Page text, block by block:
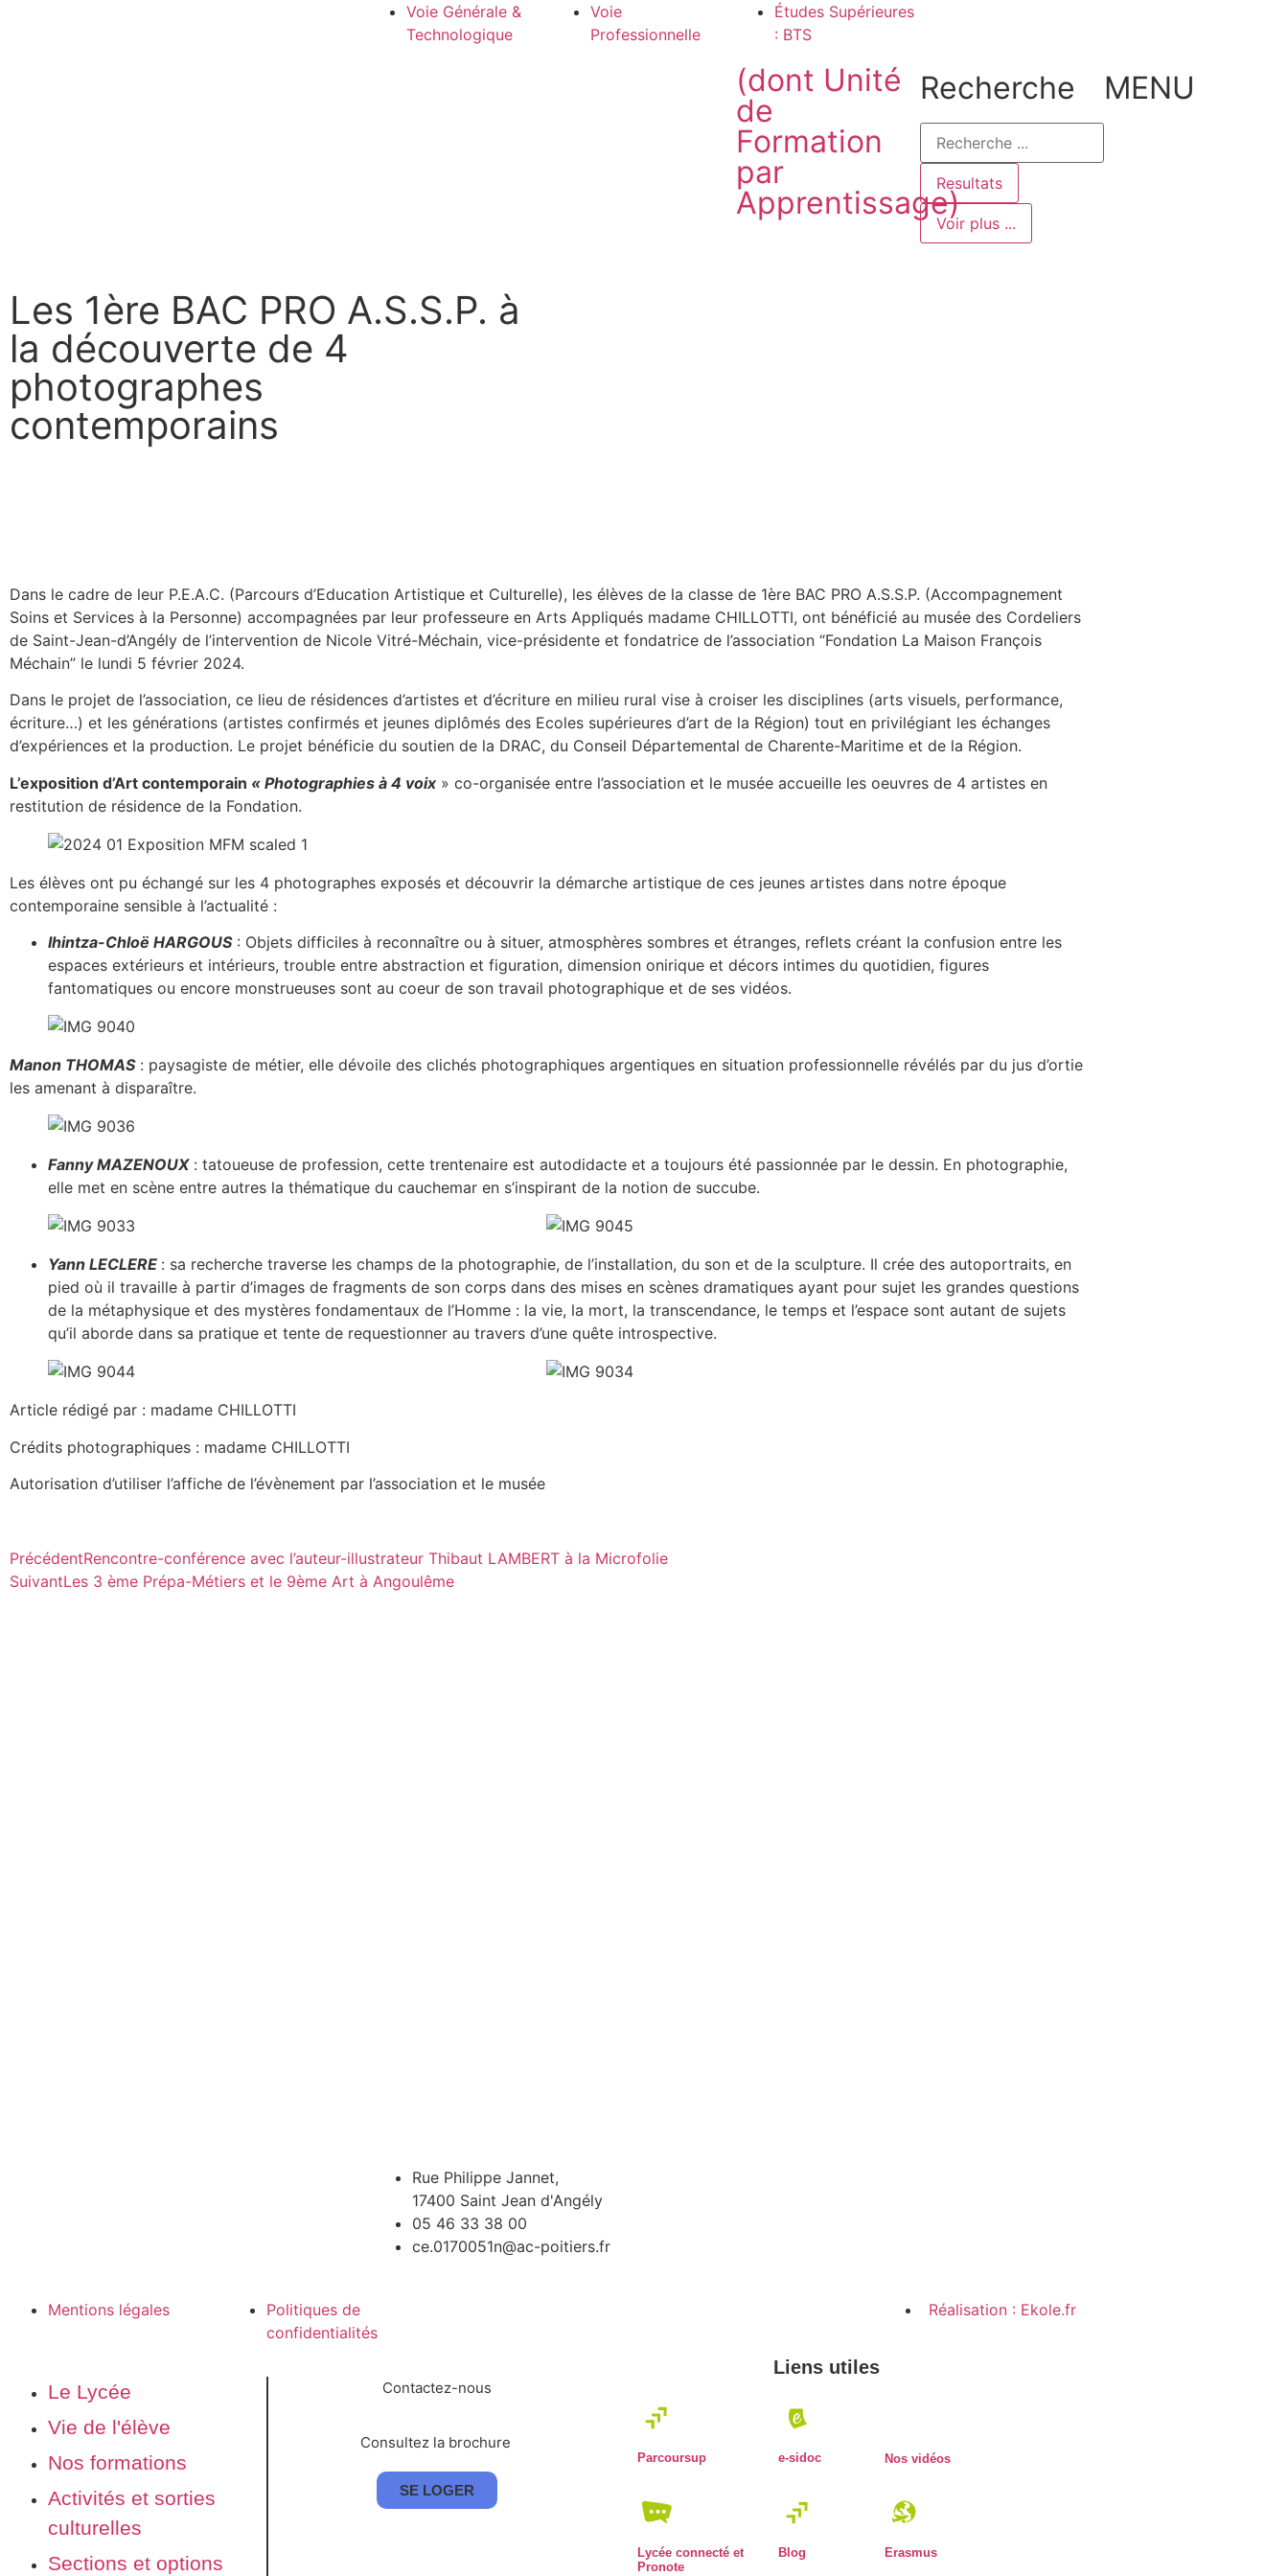
Voie Générale &
Technologique
Voie
Professionnelle
Études Supérieures
: BTS
(dont Unité
de
Formation
par
Apprentissage)
Recherche
Resultats
Voir plus ...
MENU
Les 1ère BAC PRO A.S.S.P. à
la découverte de 4
photographes
contemporains
Dans le cadre de leur P.E.A.C. (Parcours d’Education Artistique et Culturelle), les élèves de la classe de 1ère BAC PRO A.S.S.P. (Accompagnement
Soins et Services à la Personne) accompagnées par leur professeure en Arts Appliqués madame CHILLOTTI, ont bénéficié au musée des Cordeliers
de Saint-Jean-d’Angély de l’intervention de Nicole Vitré-Méchain, vice-présidente et fondatrice de l’association “Fondation La Maison François
Méchain” le lundi 5 février 2024.
Dans le projet de l’association, ce lieu de résidences d’artistes et d’écriture en milieu rural vise à croiser les disciplines (arts visuels, performance,
écriture…) et les générations (artistes confirmés et jeunes diplômés des Ecoles supérieures d’art de la Région) tout en privilégiant les échanges
d’expériences et la production. Le projet bénéficie du soutien de la DRAC, du Conseil Départemental de Charente-Maritime et de la Région.
L’exposition d’Art contemporain « Photographies à 4 voix» co-organisée entre l’association et le musée accueille les oeuvres de 4 artistes en
restitution de résidence de la Fondation.
Les élèves ont pu échangé sur les 4 photographes exposés et découvrir la démarche artistique de ces jeunes artistes dans notre époque
contemporaine sensible à l’actualité :
Ihintza-Chloë HARGOUS: Objets difficiles à reconnaître ou à situer, atmosphères sombres et étranges, reflets créant la confusion entre les
espaces extérieurs et intérieurs, trouble entre abstraction et figuration, dimension onirique et décors intimes du quotidien, figures
fantomatiques ou encore monstrueuses sont au coeur de son travail photographique et de ses vidéos.
Manon THOMAS: paysagiste de métier, elle dévoile des clichés photographiques argentiques en situation professionnelle révélés par du jus d’ortie
les amenant à disparaître.
Fanny MAZENOUX: tatoueuse de profession, cette trentenaire est autodidacte et a toujours été passionnée par le dessin. En photographie,
elle met en scène entre autres la thématique du cauchemar en s’inspirant de la notion de succube.
Yann LECLERE : sa recherche traverse les champs de la photographie, de l’installation, du son et de la sculpture. Il crée des autoportraits, en
pied où il travaille à partir d’images de fragments de son corps dans des mises en scènes dramatiques ayant pour sujet les grandes questions
de la métaphysique et des mystères fondamentaux de l’Homme : la vie, la mort, la transcendance, le temps et l’espace sont autant de sujets
qu’il aborde dans sa pratique et tente de requestionner au travers d’une quête introspective.
Article rédigé par : madame CHILLOTTI
Crédits photographiques : madame CHILLOTTI
Autorisation d’utiliser l’affiche de l’évènement par l’association et le musée
PrécédentRencontre-conférence avec l’auteur-illustrateur Thibaut LAMBERT à la Microfolie
SuivantLes 3 ème Prépa-Métiers et le 9ème Art à Angoulême
Rue Philippe Jannet,
17400 Saint Jean d'Angély
05 46 33 38 00
ce.0170051n@ac-poitiers.fr
Mentions légales
Politiques de
confidentialités
Réalisation : Ekole.fr
Le Lycée
Vie de l'élève
Nos formations
Activités et sorties
culturelles
Sections et options
Contactez-nous
Consultez la brochure
SE LOGER
Liens utiles
Parcoursup e-sidoc Nos vidéos
Lycée connecté et
Pronote
Blog Erasmus